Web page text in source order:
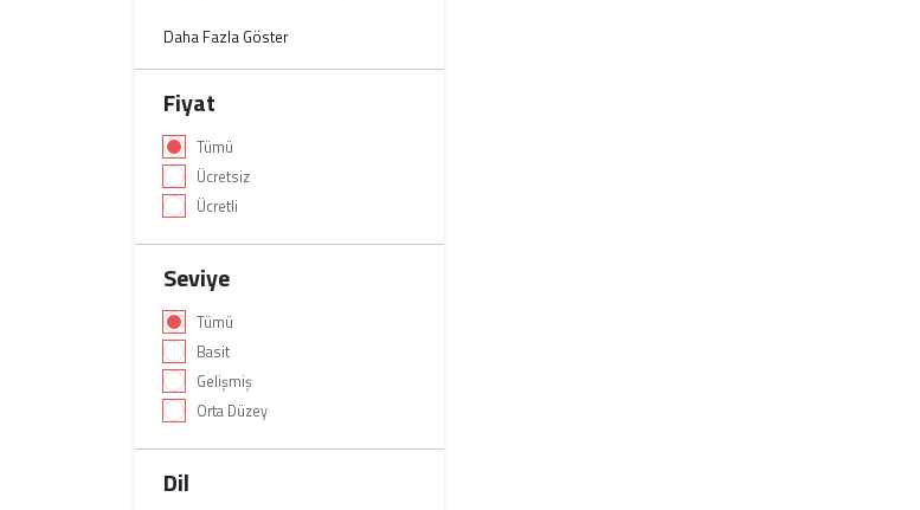
Daha Fazla Göster
Fiyat
Tümü
Ücretsiz
Ücretli
Seviye
Tümü
Basit
Gelişmiş
Orta Düzey
Dil